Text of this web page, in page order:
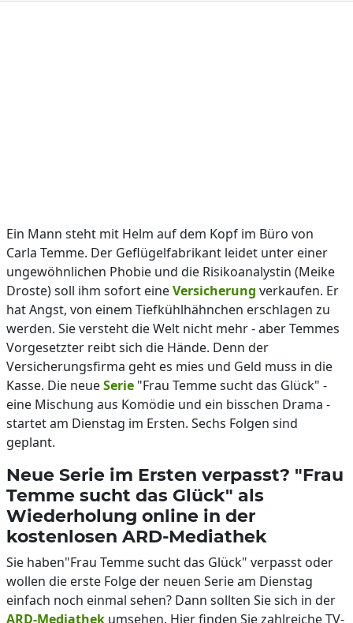
Ein Mann steht mit Helm auf dem Kopf im Büro von
Carla Temme. Der Geflügelfabrikant leidet unter einer
ungewöhnlichen Phobie und die Risikoanalystin (Meike
Droste) soll ihm sofort eineVersicherung verkaufen. Er
hat Angst, von einem Tiefkühlhähnchen erschlagen zu
werden. Sie versteht die Welt nicht mehr - aber Temmes
Vorgesetzter reibt sich die Hände. Denn der
Versicherungsfirma geht es mies und Geld muss in die
Kasse. Die neueSerie "Frau Temme sucht das Glück" -
eine Mischung aus Komödie und ein bisschen Drama -
startet am Dienstag im Ersten. Sechs Folgen sind
geplant.
Neue Serie im Ersten verpasst? "Frau
Temme sucht das Glück" als
Wiederholung online in der
kostenlosen ARD-Mediathek
Sie haben"Frau Temme sucht das Glück" verpasst oder
wollen die erste Folge der neuen Serie am Dienstag
einfach noch einmal sehen? Dann sollten Sie sich in der
ARD-Mediathek umsehen. Hier finden Sie zahlreiche TV-